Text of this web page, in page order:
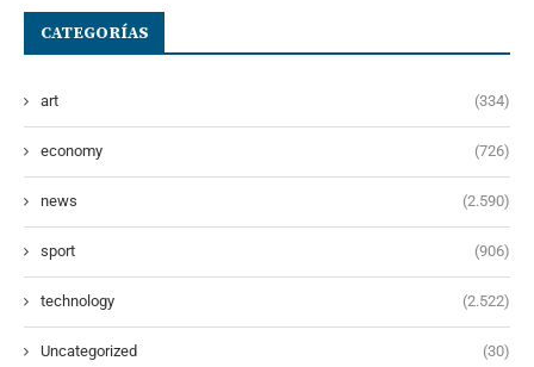
CATEGORÍAS
art (334)
economy (726)
news (2.590)
sport (906)
technology (2.522)
Uncategorized (30)